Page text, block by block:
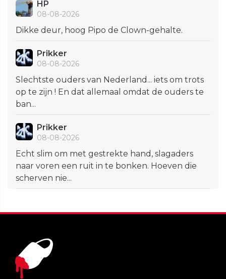
HP
08-08-2026
Dikke deur, hoog Pipo de Clown-gehalte.
Prikker
08-08-2026
Slechtste ouders van Nederland... iets om trots
op te zijn ! En dat allemaal omdat de ouders te
ban...
Prikker
08-08-2026
Echt slim om met gestrekte hand, slagaders
naar voren een ruit in te bonken. Hoeven die
scherven nie...